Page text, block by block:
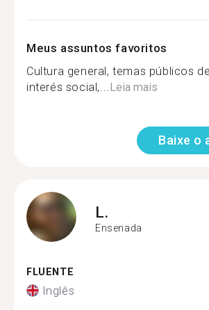
Meus assuntos favoritos
Cultura general, temas públicos
interés social,...Leia mais
Baixe o
L.
Ensenada
FLUENTE
Inglês